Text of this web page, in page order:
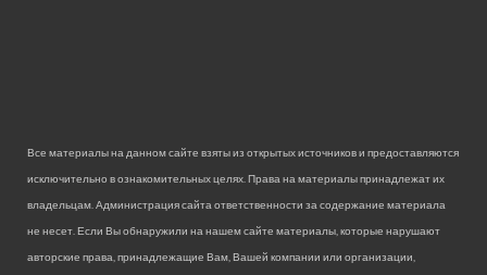
Все материалы на данном сайте взяты из открытых источников и предоставляются
исключительно в ознакомительных целях. Права на материалы принадлежат их
владельцам. Администрация сайта ответственности за содержание материала
не несет. Если Вы обнаружили на нашем сайте материалы, которые нарушают
авторские права, принадлежащие Вам, Вашей компании или организации,